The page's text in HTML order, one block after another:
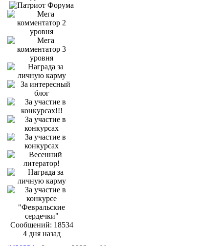
Сообщений: 18534
4 дня назад